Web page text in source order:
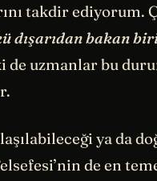
takdir ediyorum.
dışarıdan bakan
uzmanlar bu
ya da
de en